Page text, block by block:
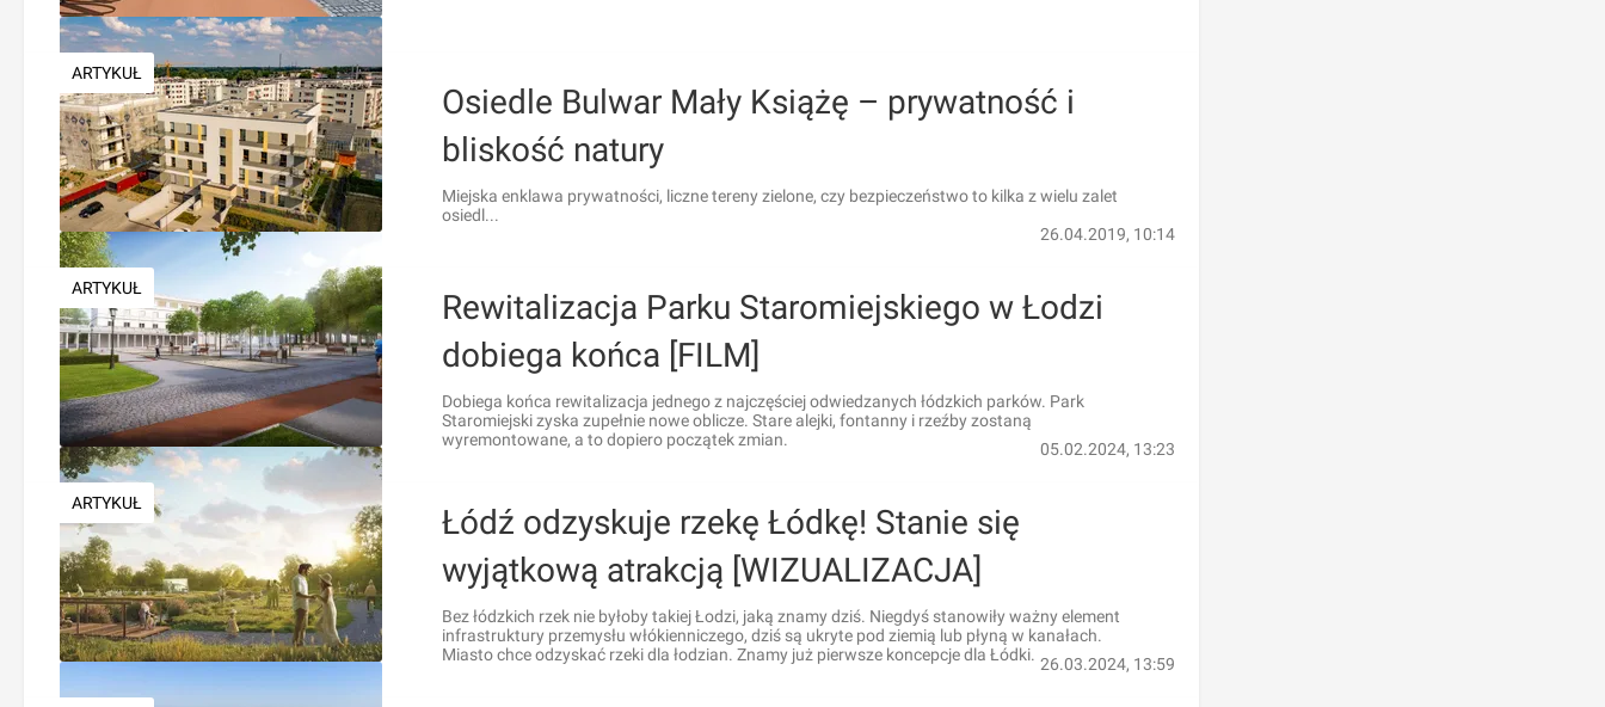
ARTYKUŁ
Osiedle Bulwar Mały Książę – prywatność i
bliskość natury
Miejska enklawa prywatności, liczne tereny zielone, czy bezpieczeństwo to kilka z wielu zalet
osiedl...
26.04.2019, 10:14
ARTYKUŁ
Rewitalizacja Parku Staromiejskiego w Łodzi
dobiega końca [FILM]
Dobiega końca rewitalizacja jednego z najczęściej odwiedzanych łódzkich parków. Park
Staromiejski zyska zupełnie nowe oblicze. Stare alejki, fontanny i rzeźby zostaną
wyremontowane, a to dopiero początek zmian.
05.02.2024, 13:23
ARTYKUŁ
Łódź odzyskuje rzekę Łódkę! Stanie się
wyjątkową atrakcją [WIZUALIZACJA]
Bez łódzkich rzek nie byłoby takiej Łodzi, jaką znamy dziś. Niegdyś stanowiły ważny element
infrastruktury przemysłu włókienniczego, dziś są ukryte pod ziemią lub płyną w kanałach.
Miasto chce odzyskać rzeki dla łodzian. Znamy już pierwsze koncepcje dla Łódki.
26.03.2024, 13:59